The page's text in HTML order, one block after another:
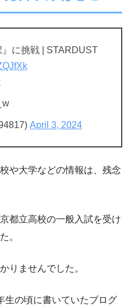
に挑戦 | STARDUST
w
April 3, 2024
や大学などの情報は、残念
都立高校の一般入試を受け
。
りませんでした。
生の頃に書いていたブログ